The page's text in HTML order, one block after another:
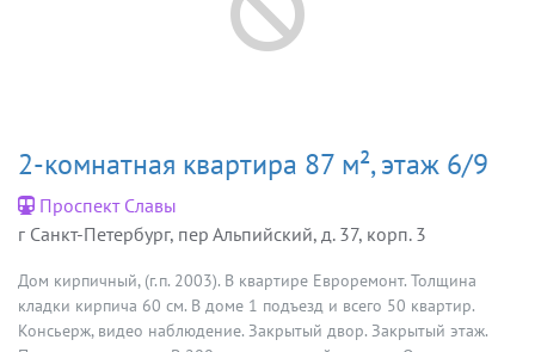
2-комнатная квартира 87 м², этаж 6/9
Проспект Славы
г Санкт-Петербург, пер Альпийский, д. 37, корп. 3
Дом кирпичный, (г.п. 2003). В квартире Евроремонт. Толщина
кладки кирпича 60 см. В доме 1 подъезд и всего 50 квартир.
Консьерж, видео наблюдение. Закрытый двор. Закрытый этаж.